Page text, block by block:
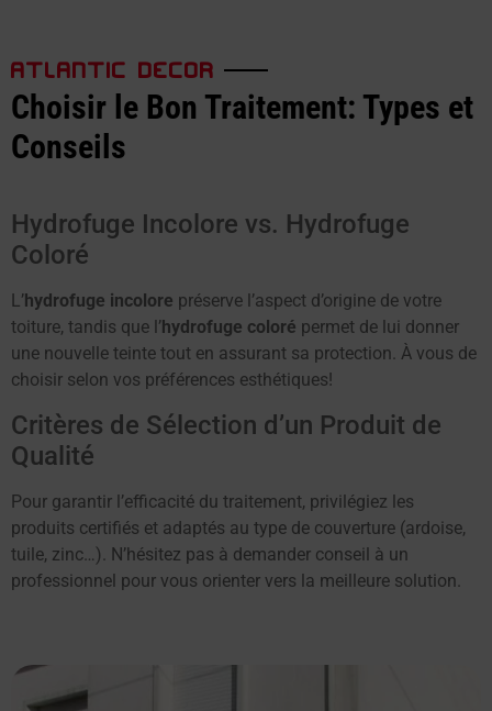
ATLANTIC DECOR
Choisir le Bon Traitement: Types et
Conseils
Hydrofuge Incolore vs. Hydrofuge
Coloré
L’hydrofuge incolore préserve l’aspect d’origine de votre
toiture, tandis que l’hydrofuge coloré permet de lui donner
une nouvelle teinte tout en assurant sa protection. À vous de
choisir selon vos préférences esthétiques!
Critères de Sélection d’un Produit de
Qualité
Pour garantir l’efficacité du traitement, privilégiez les
produits certifiés et adaptés au type de couverture (ardoise,
tuile, zinc…). N’hésitez pas à demander conseil à un
professionnel pour vous orienter vers la meilleure solution.